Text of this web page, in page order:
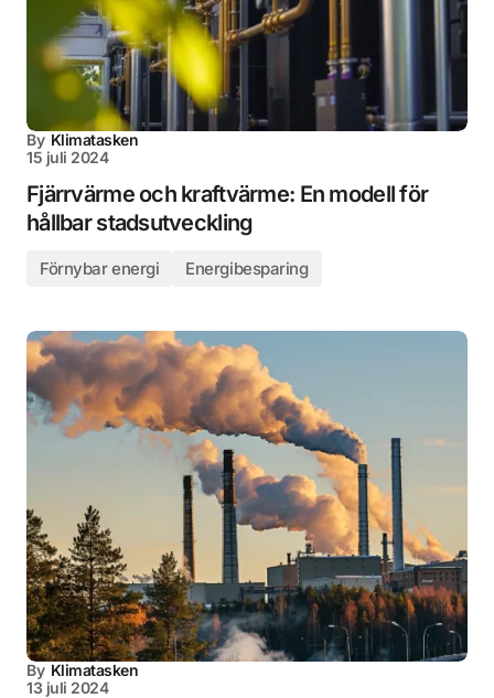
By Klimatasken
15 juli 2024
Fjärrvärme och kraftvärme: En modell för
hållbar stadsutveckling
Förnybar energi Energibesparing
By Klimatasken
13 juli 2024